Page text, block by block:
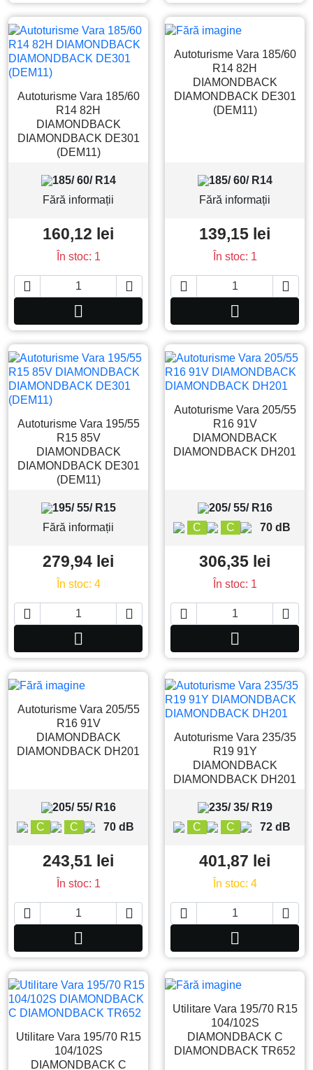
Autoturisme Vara 185/60
R14 82H
DIAMONDBACK
DIAMONDBACK DE301
(DEM11)
185/ 60/ R14
Fără informații
160,12 lei
În stoc: 1
 

Autoturisme Vara 185/60
R14 82H
DIAMONDBACK
DIAMONDBACK DE301
(DEM11)
185/ 60/ R14
Fără informații
139,15 lei
În stoc: 1
 

Autoturisme Vara 195/55
R15 85V
DIAMONDBACK
DIAMONDBACK DE301
(DEM11)
195/ 55/ R15
Fără informații
279,94 lei
În stoc: 4
 

Autoturisme Vara 205/55
R16 91V
DIAMONDBACK
DIAMONDBACK DH201
205/ 55/ R16
C
C 70 dB
306,35 lei
În stoc: 1
 

Autoturisme Vara 205/55
R16 91V
DIAMONDBACK
DIAMONDBACK DH201
205/ 55/ R16
C
C 70 dB
243,51 lei
În stoc: 1
 

Autoturisme Vara 235/35
R19 91Y
DIAMONDBACK
DIAMONDBACK DH201
235/ 35/ R19
C
C 72 dB
401,87 lei
În stoc: 4
 

Utilitare Vara 195/70 R15
104/102S
DIAMONDBACK C
Utilitare Vara 195/70 R15
104/102S
DIAMONDBACK C
DIAMONDBACK TR652